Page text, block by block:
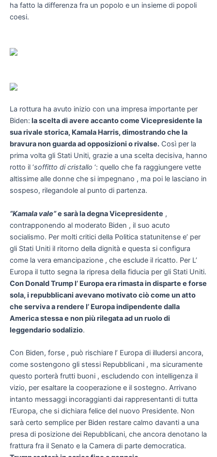
ha fatto la differenza fra un popolo e un insieme di popoli
coesi.
La rottura ha avuto inizio con una impresa importante per
Biden: la scelta di avere accanto come Vicepresidente la
sua rivale storica, Kamala Harris, dimostrando che la
bravura non guarda ad opposizioni o rivalse. Così per la
prima volta gli Stati Uniti, grazie a una scelta decisiva, hanno
rotto il ‘soffitto di cristallo ‘: quello che fa raggiungere vette
altissime alle donne che si impegnano , ma poi le lasciano in
sospeso, rilegandole al punto di partenza.
“Kamala vale”e sarà la degna Vicepresidente ,
contrapponendo al moderato Biden , il suo acuto
socialismo. Per molti critici della Politica statunitense e’ per
gli Stati Uniti il ritorno della dignità e questa si configura
come la vera emancipazione , che esclude il ricatto. Per L’
Europa il tutto segna la ripresa della fiducia per gli Stati Uniti.
Con Donald Trump l’ Europa era rimasta in disparte e forse
sola, i repubblicani avevano motivato ciò come un atto
che serviva a rendere l’ Europa indipendente dalla
America stessa e non più rilegata ad un ruolo di
leggendario sodalizio.
Con Biden, forse , può rischiare l’ Europa di illudersi ancora,
come sostengono gli stessi Repubblicani , ma sicuramente
questo porterà frutti buoni , escludendo con intelligenza il
vizio, per esaltare la cooperazione e il sostegno. Arrivano
intanto messaggi incoraggianti dai rappresentanti di tutta
l’Europa, che si dichiara felice del nuovo Presidente. Non
sarà certo semplice per Biden restare calmo davanti a una
presa di posizione dei Repubblicani, che ancora denotano la
frattura fra il Senato e la Camera di parte democratica.